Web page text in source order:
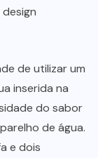
de utilizar um
inserida na
do sabor
de água.
e dois